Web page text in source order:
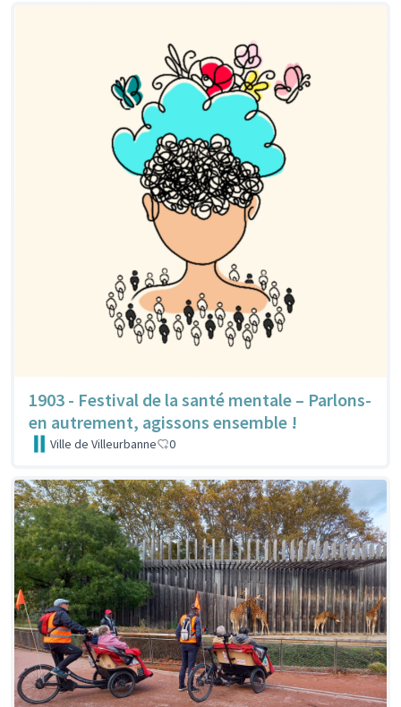
1903 - Festival de la santé mentale – Parlons-
en autrement, agissons ensemble !
Ville de Villeurbanne 0